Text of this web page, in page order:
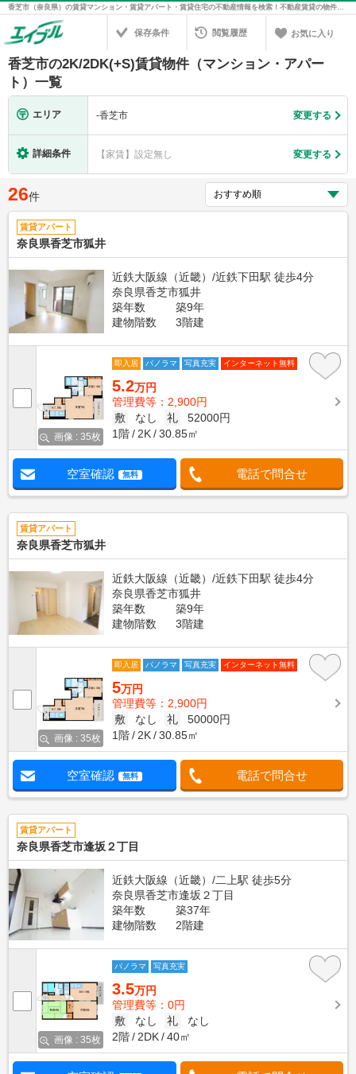
香芝市（奈良県）の賃貸マンション・賃貸アパート・賃貸住宅の不動産情報を検索！不動産賃貸の物件探しは、お部屋探しのエイブル
保存条件 閲覧履歴 お気に入り
香芝市の2K/2DK(+S)賃貸物件（マンション・アパー
ト）一覧
エリア -香芝市 変更する
詳細条件 【家賃】設定無し 変更する
26件
賃貸アパート
奈良県香芝市狐井
近鉄大阪線（近畿）/近鉄下田駅 徒歩4分
奈良県香芝市狐井
築年数
築9年
建物階数
3階建
画像 : 35枚
即入居 パノラマ 写真充実 インターネット無料
5.2万円
管理費等：2,900円
敷
なし 礼
52000円
1階
2K 30.85㎡
空室確認 無料 電話で問合せ
賃貸アパート
奈良県香芝市狐井
近鉄大阪線（近畿）/近鉄下田駅 徒歩4分
奈良県香芝市狐井
築年数
築9年
建物階数
3階建
画像 : 35枚
即入居 パノラマ 写真充実 インターネット無料
5万円
管理費等：2,900円
敷
なし 礼
50000円
1階
2K 30.85㎡
空室確認 無料 電話で問合せ
賃貸アパート
奈良県香芝市逢坂２丁目
近鉄大阪線（近畿）/二上駅 徒歩5分
奈良県香芝市逢坂２丁目
築年数
築37年
建物階数
2階建
画像 : 35枚
パノラマ 写真充実
3.5万円
管理費等：0円
敷
なし 礼
なし
2階
2DK 40㎡